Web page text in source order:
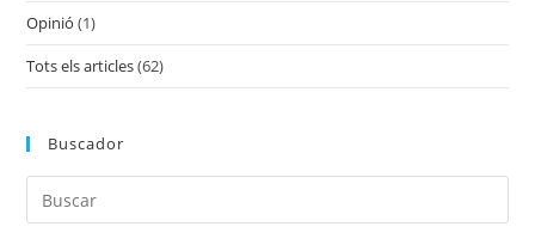
Opinió (1)
Tots els articles(62)
Buscador